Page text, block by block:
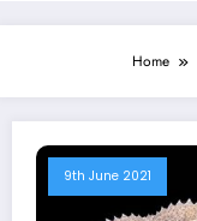
Home
9th June 2021